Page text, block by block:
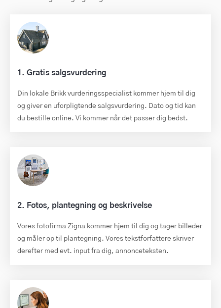
1. Gratis salgsvurdering
Din lokale Brikk vurderingsspecialist kommer hjem til dig
og giver en uforpligtende salgsvurdering. Dato og tid kan
du bestille online. Vi kommer når det passer dig bedst.
2. Fotos, plantegning og beskrivelse
Vores fotofirma Zigna kommer hjem til dig og tager billeder
og måler op til plantegning. Vores tekstforfattere skriver
derefter med evt. input fra dig, annonceteksten.